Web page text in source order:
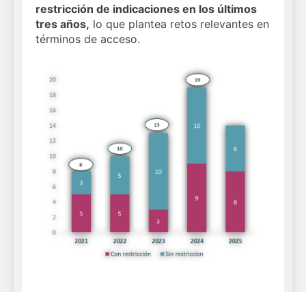
restricción de indicaciones en los últimos
tres años, lo que plantea retos relevantes en
términos de acceso.